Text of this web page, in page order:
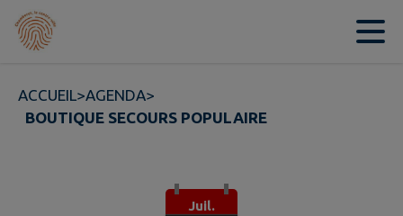
Contenu
ACCUEIL>AGENDA>
BOUTIQUE SECOURS POPULAIRE
Juil.